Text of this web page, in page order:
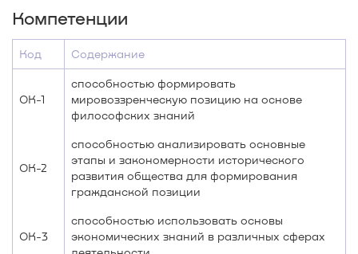
Компетенции
Код Содержание
ОК-1
способностью формировать
мировоззренческую позицию на основе
философских знаний
ОК-2
способностью анализировать основные
этапы и закономерности исторического
развития общества для формирования
гражданской позиции
ОК-3
способностью использовать основы
экономических знаний в различных сферах